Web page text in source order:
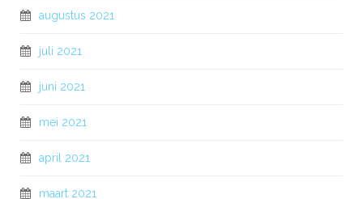
augustus 2021
juli 2021
juni 2021
mei 2021
april 2021
maart 2021